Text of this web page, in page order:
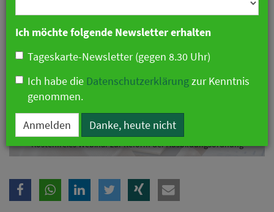
Kostenfreies Webinar zur Reform der Ausbildungsordnung
Ich möchte folgende Newsletter erhalten
Tageskarte-Newsletter (gegen 8.30 Uhr)
Ich habe die Datenschutzerklärungzur Kenntnis
genommen.
Anmelden Danke, heute nicht